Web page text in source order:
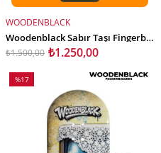
SEPETE EKLE
WOODENBLACK
Woodenblack Sabır Taşı Fingerboard Deck
₺1.250,00
₺1.500,00
%17